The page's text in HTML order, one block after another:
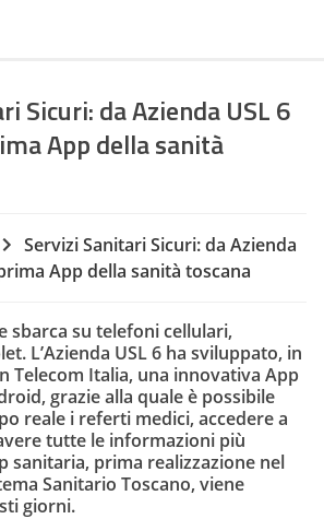
Sicuri: da Azienda USL 6
App della sanità
Servizi Sanitari Sicuri: da Azienda
App della sanità toscana
sbarca su telefoni cellulari,
L’Azienda USL 6 ha sviluppato, in
Telecom Italia, una innovativa App
grazie alla quale è possibile
reale i referti medici, accedere a
tutte le informazioni più
sanitaria, prima realizzazione nel
Sanitario Toscano, viene
giorni.